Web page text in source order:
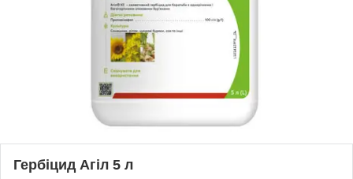
Гербіцид Агіл 5 л